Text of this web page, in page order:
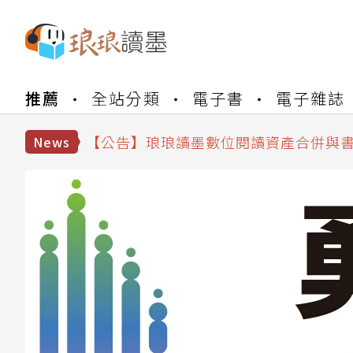
推薦 全站分類 電子書 電子雜誌
News
【公告】琅琅書店服務升級重要說明及
【公告】琅琅讀墨數位閱讀資產合併與
【公告】琅琅書店服務升級重要說明及
【公告】因 Readmoo 讀墨系統維護